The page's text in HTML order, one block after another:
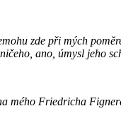
zde při mých
ano, úmysl jeho
mého Friedricha